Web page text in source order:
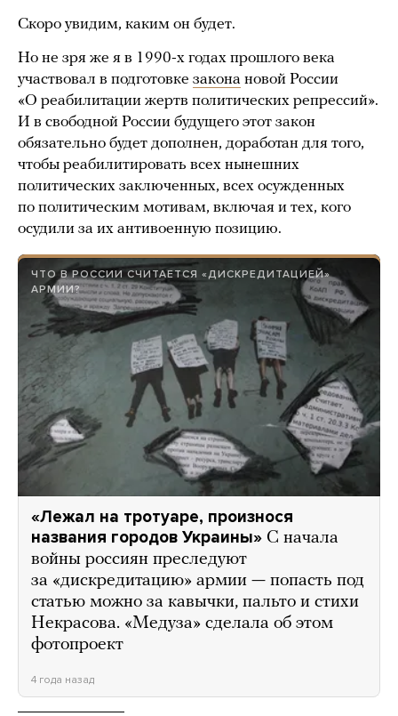
Скоро увидим, каким он будет.
Но не зря же я в 1990-х годах прошлого века
участвовал в подготовке закона новой России
«О реабилитации жертв политических репрессий».
И в свободной России будущего этот закон
обязательно будет дополнен, доработан для того,
чтобы реабилитировать всех нынешних
политических заключенных, всех осужденных
по политическим мотивам, включая и тех, кого
осудили за их антивоенную позицию.
ЧТО В РОССИИ СЧИТАЕТСЯ «ДИСКРЕДИТАЦИЕЙ»
АРМИИ?
«Лежал на тротуаре, произнося
названия городов Украины» С начала
войны россиян преследуют
за «дискредитацию» армии — попасть под
статью можно за кавычки, пальто и стихи
Некрасова. «Медуза» сделала об этом
фотопроект
4 года назад